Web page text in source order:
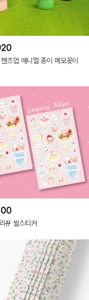
즈업 애니멀 종이 메모꽂이
뀨 씰스티커